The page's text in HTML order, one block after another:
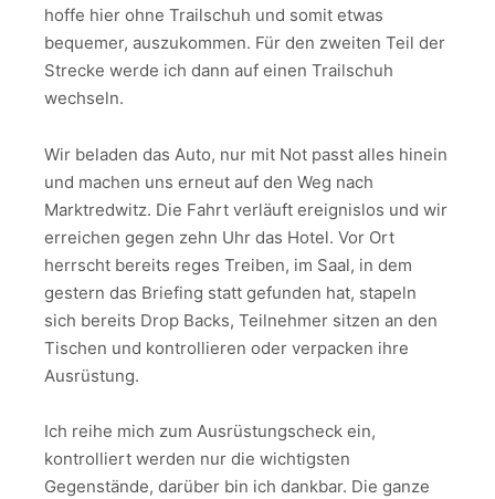
hoffe hier ohne Trailschuh und somit etwas
bequemer, auszukommen. Für den zweiten Teil der
Strecke werde ich dann auf einen Trailschuh
wechseln.
Wir beladen das Auto, nur mit Not passt alles hinein
und machen uns erneut auf den Weg nach
Marktredwitz. Die Fahrt verläuft ereignislos und wir
erreichen gegen zehn Uhr das Hotel. Vor Ort
herrscht bereits reges Treiben, im Saal, in dem
gestern das Briefing statt gefunden hat, stapeln
sich bereits Drop Backs, Teilnehmer sitzen an den
Tischen und kontrollieren oder verpacken ihre
Ausrüstung.
Ich reihe mich zum Ausrüstungscheck ein,
kontrolliert werden nur die wichtigsten
Gegenstände, darüber bin ich dankbar. Die ganze